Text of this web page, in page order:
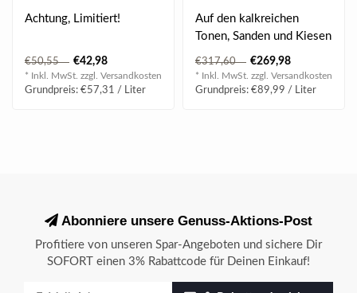
Achtung, Limitiert!
Auf den kalkreichen
Tonen, Sanden und Kiesen
des Kamptals..
€50,55 €42,98
* Inkl. MwSt. zzgl. Versandkosten
Grundpreis: €57,31 / Liter
Jeroboam 3.00 l
Auf den kalkreichen
Tonen, Sanden und Kiesen
des Kamptals gedeihen
erstklassige ..
€317,60 €269,98
* Inkl. MwSt. zzgl. Versandkosten
Grundpreis: €89,99 / Liter
Abonniere unsere Genuss-Aktions-Post
Profitiere von unseren Spar-Angeboten und sichere Dir
SOFORT einen 3% Rabattcode für Deinen Einkauf!